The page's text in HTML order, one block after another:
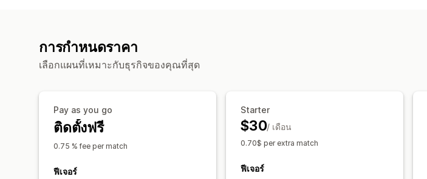
การกำหนดราคา
เลือกแผนที่เหมาะกับธุรกิจของคุณที่สุด
Pay as you go
ติดตั้งฟรี
0.75 % fee per match
ฟีเจอร์
Starter
$30/ เดือน
0.70$ per extra match
ฟีเจอร์